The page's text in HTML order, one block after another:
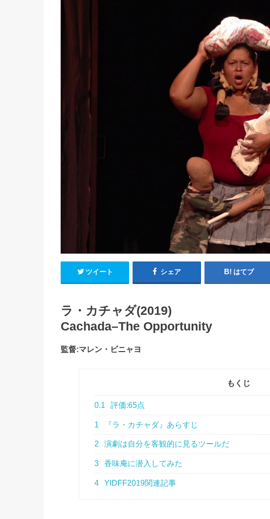
ツイート シェア はてブ
ラ・カチャダ(2019)
Cachada–The Opportunity
監督:マレン・ビニャヨ
もくじ
0.1 評価:65点
1 『ラ・カチャダ』あらすじ
2 演劇は自分を客観的に見るツールだ
3 香味庵に潜入してみた
4 YIDFF2019関連記事